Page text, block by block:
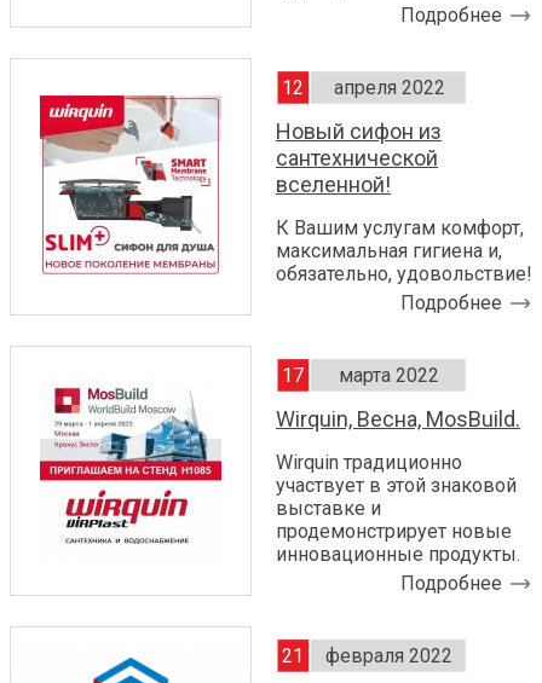
Подробнее
12 апреля 2022
Новый сифон из
сантехнической
вселенной!
К Вашим услугам комфорт,
максимальная гигиена и,
обязательно, удовольствие!
Подробнее
17 марта 2022
Wirquin, Весна, MosBuild.
Wirquin традиционно
участвует в этой знаковой
выставке и
продемонстрирует новые
инновационные продукты.
Подробнее
21 февраля 2022